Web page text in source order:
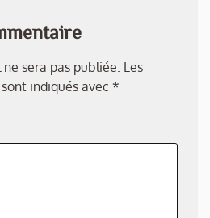
sera pas publiée. Les
indiqués avec *